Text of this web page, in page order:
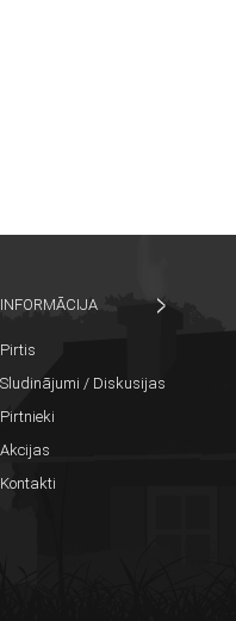
INFORMĀCIJA
Pirtis
Sludinājumi / Diskusijas
Pirtnieki
Akcijas
Kontakti